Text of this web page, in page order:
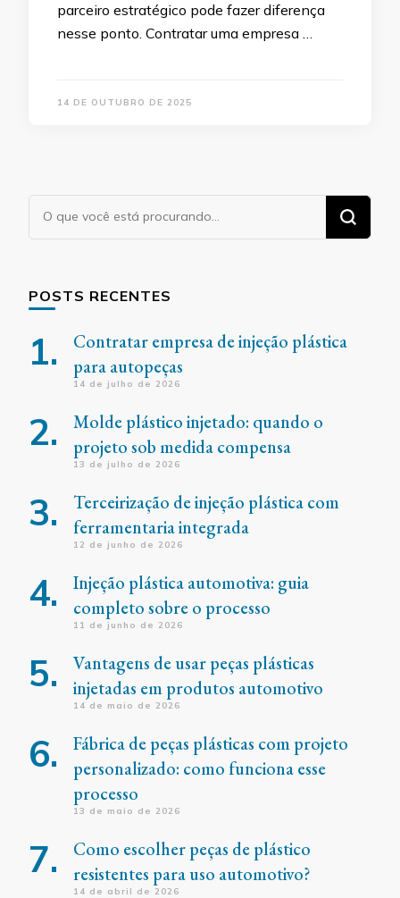
parceiro estratégico pode fazer diferença
nesse ponto. Contratar uma empresa …
14 DE OUTUBRO DE 2025
Procurando
algo?
POSTS RECENTES
Contratar empresa de injeção plástica
para autopeças
14 de julho de 2026
Molde plástico injetado: quando o
projeto sob medida compensa
13 de julho de 2026
Terceirização de injeção plástica com
ferramentaria integrada
12 de junho de 2026
Injeção plástica automotiva: guia
completo sobre o processo
11 de junho de 2026
Vantagens de usar peças plásticas
injetadas em produtos automotivo
14 de maio de 2026
Fábrica de peças plásticas com projeto
personalizado: como funciona esse
processo
13 de maio de 2026
Como escolher peças de plástico
resistentes para uso automotivo?
14 de abril de 2026